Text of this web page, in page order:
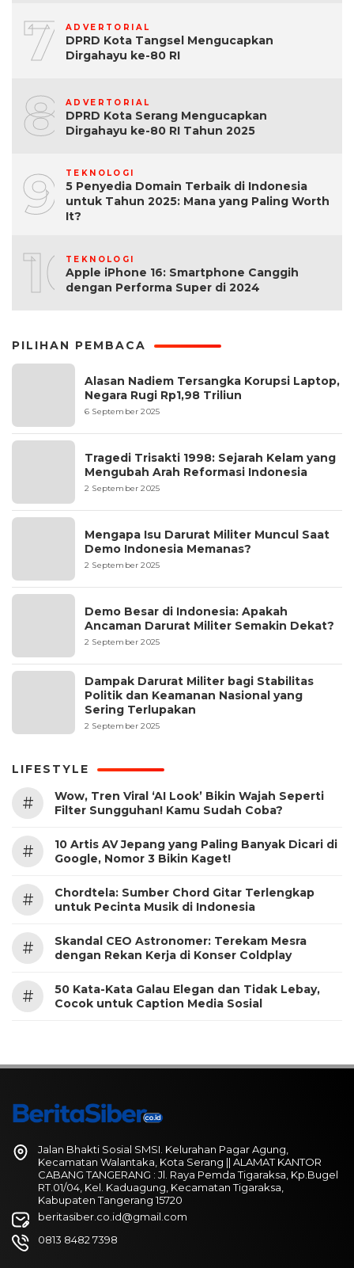
7 ADVERTORIAL
DPRD Kota Tangsel Mengucapkan
Dirgahayu ke-80 RI
8 ADVERTORIAL
DPRD Kota Serang Mengucapkan
Dirgahayu ke-80 RI Tahun 2025
9 TEKNOLOGI
5 Penyedia Domain Terbaik di Indonesia
untuk Tahun 2025: Mana yang Paling Worth
It?
10TEKNOLOGI
Apple iPhone 16: Smartphone Canggih
dengan Performa Super di 2024
PILIHAN PEMBACA
Alasan Nadiem Tersangka Korupsi Laptop,
Negara Rugi Rp1,98 Triliun
6 September 2025
Tragedi Trisakti 1998: Sejarah Kelam yang
Mengubah Arah Reformasi Indonesia
2 September 2025
Mengapa Isu Darurat Militer Muncul Saat
Demo Indonesia Memanas?
2 September 2025
Demo Besar di Indonesia: Apakah
Ancaman Darurat Militer Semakin Dekat?
2 September 2025
Dampak Darurat Militer bagi Stabilitas
Politik dan Keamanan Nasional yang
Sering Terlupakan
2 September 2025
LIFESTYLE
#
Wow, Tren Viral ‘AI Look’ Bikin Wajah Seperti
Filter Sungguhan! Kamu Sudah Coba?
#
10 Artis AV Jepang yang Paling Banyak Dicari di
Google, Nomor 3 Bikin Kaget!
#
Chordtela: Sumber Chord Gitar Terlengkap
untuk Pecinta Musik di Indonesia
#
Skandal CEO Astronomer: Terekam Mesra
dengan Rekan Kerja di Konser Coldplay
#
50 Kata-Kata Galau Elegan dan Tidak Lebay,
Cocok untuk Caption Media Sosial
Jalan Bhakti Sosial SMSI. Kelurahan Pagar Agung,
Kecamatan Walantaka, Kota Serang || ALAMAT KANTOR
CABANG TANGERANG : Jl. Raya Pemda Tigaraksa, Kp.Bugel
RT.01/04, Kel. Kaduagung, Kecamatan Tigaraksa,
Kabupaten Tangerang 15720
beritasiber.co.id@gmail.com
0813 8482 7398